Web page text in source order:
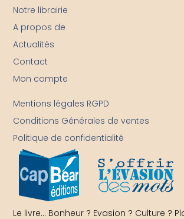
Le livre… Bonheur ? Evasion ? Culture ?
Notre librairie
A propos de
Actualités
Contact
Mon compte
Mentions légales RGPD
Conditions Générales de ventes
Politique de confidentialité